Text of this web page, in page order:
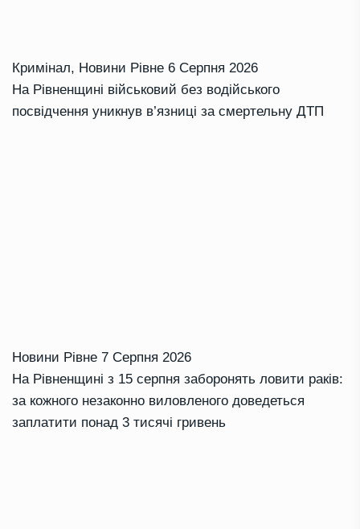
Кримінал, Новини Рівне 6 Серпня 2026
На Рівненщині військовий без водійського
посвідчення уникнув в’язниці за смертельну ДТП
Новини Рівне 7 Серпня 2026
На Рівненщині з 15 серпня заборонять ловити раків:
за кожного незаконно виловленого доведеться
заплатити понад 3 тисячі гривень